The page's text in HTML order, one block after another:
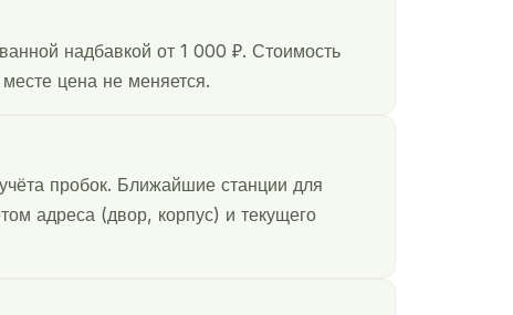
надбавкой от 1 000 ₽. Стоимость
цена не меняется.
пробок. Ближайшие станции для
адреса (двор, корпус) и текущего